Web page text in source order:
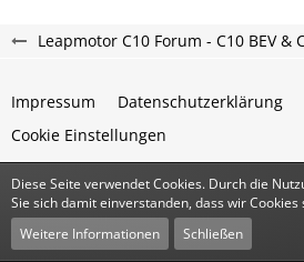
Leapmotor C10 Forum - C10 BEV &
Impressum
Datenschutzerklärung
Cookie Einstellungen
Community-Software:
Stil:Classicvon
Diese Seite verwendet Cookies. Durch die
Sie sich damit einverstanden, dass wir Cookies
Weitere Informationen
Schließen